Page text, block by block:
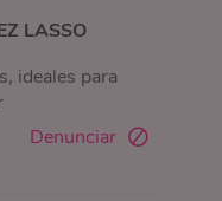
LASSO
ideales para
Denunciar